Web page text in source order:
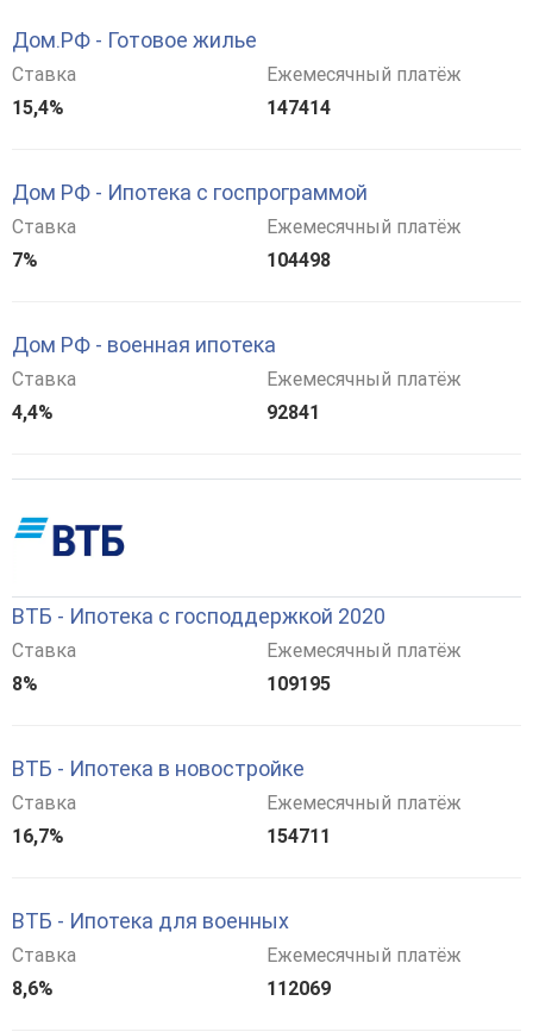
Дом.РФ - Готовое жилье
Ставка
15,4%
Ежемесячный платёж
147414
Дом РФ - Ипотека с госпрограммой
Ставка
7%
Ежемесячный платёж
104498
Дом РФ - военная ипотека
Ставка
4,4%
Ежемесячный платёж
92841
ВТБ - Ипотека с господдержкой 2020
Ставка
8%
Ежемесячный платёж
109195
ВТБ - Ипотека в новостройке
Ставка
16,7%
Ежемесячный платёж
154711
ВТБ - Ипотека для военных
Ставка
8,6%
Ежемесячный платёж
112069